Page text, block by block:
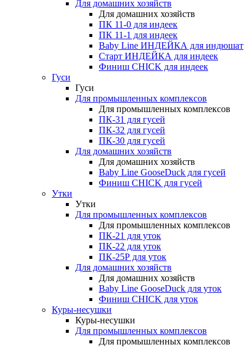
Для домашних хозяйств
Для домашних хозяйств
ПК 11-0 для индеек
ПК 11-1 для индеек
Baby Line ИНДЕЙКА для индюшат
Старт ИНДЕЙКА для индеек
Финиш CHICK для индеек
Гуси
Гуси
Для промышленных комплексов
Для промышленных комплексов
ПК-31 для гусей
ПК-32 для гусей
ПК-30 для гусей
Для домашних хозяйств
Для домашних хозяйств
Baby Line GooseDuck для гусей
Финиш CHICK для гусей
Утки
Утки
Для промышленных комплексов
Для промышленных комплексов
ПК-21 для уток
ПК-22 для уток
ПК-25Р для уток
Для домашних хозяйств
Для домашних хозяйств
Baby Line GooseDuck для уток
Финиш CHICK для уток
Куры-несушки
Куры-несушки
Для промышленных комплексов
Для промышленных комплексов